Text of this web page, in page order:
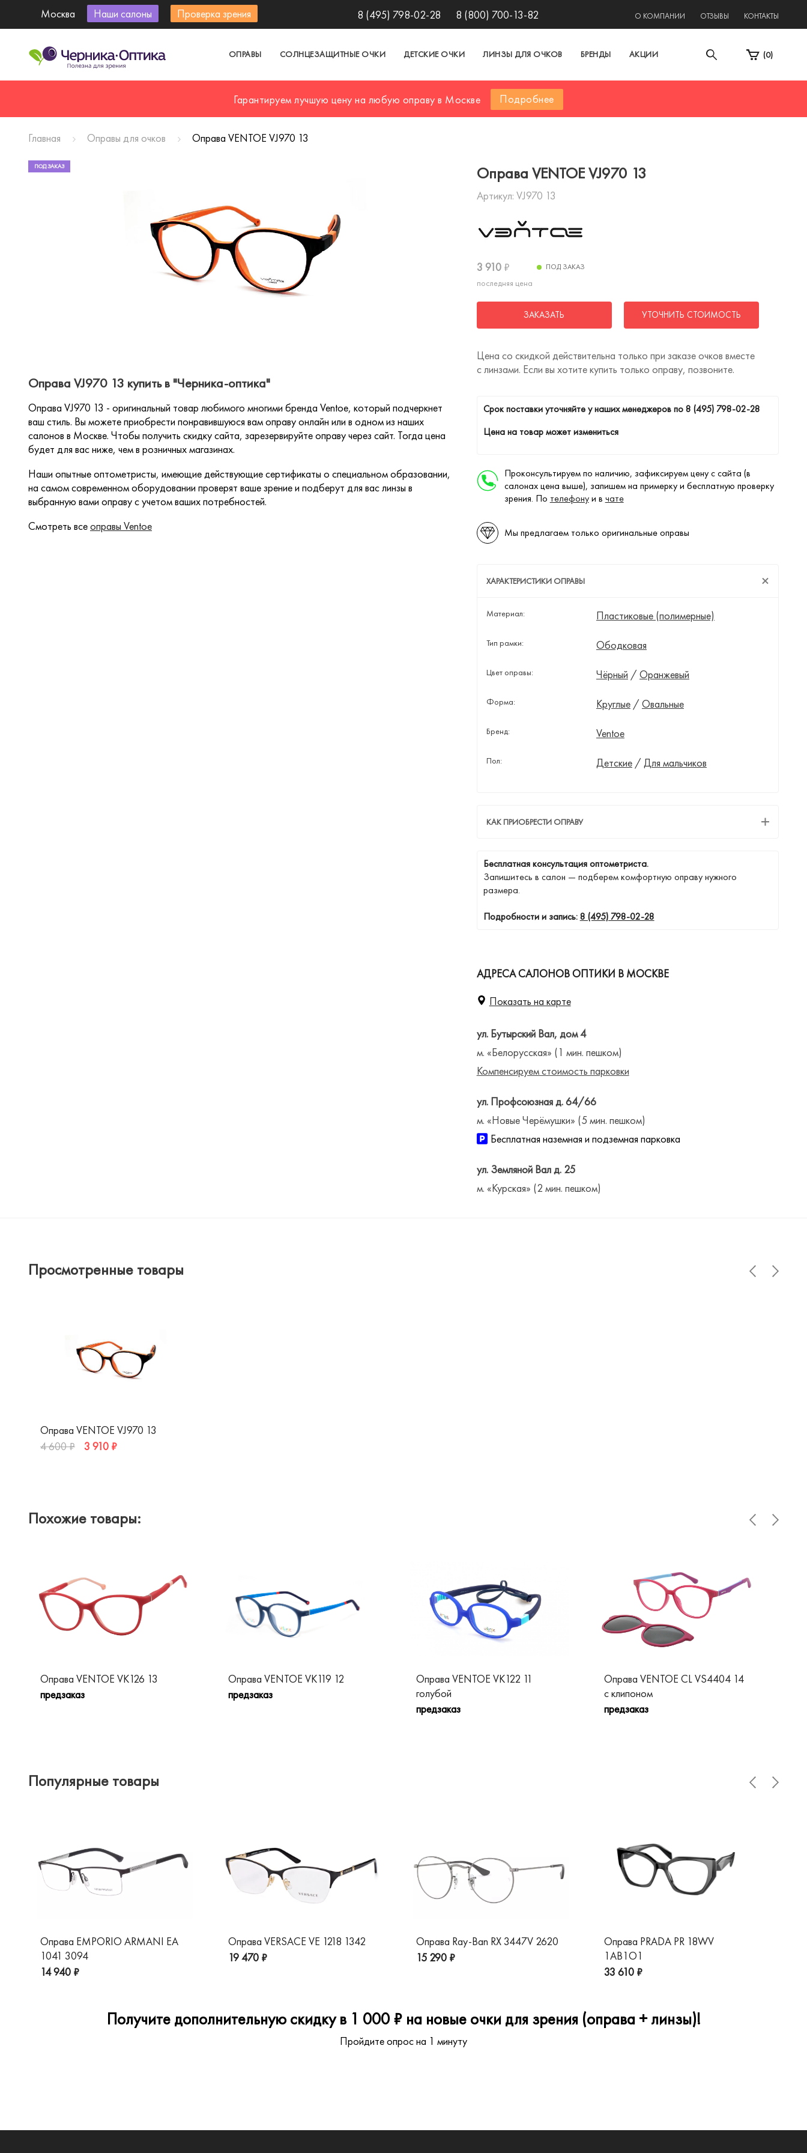
Москва Наши салоны Проверка зрения 8 (495) 798-02-28 8 (800) 700-13-82 О КОМПАНИИ ОТЗЫВЫ КОНТАКТЫ
ОПРАВЫ СОЛНЦЕЗАЩИТНЫЕ ОЧКИ ДЕТСКИЕ ОЧКИ ЛИНЗЫ ДЛЯ ОЧКОВ БРЕНДЫ АКЦИИ (0)
Гарантируем лучшую цену на любую оправу в Москве Подробнее
Главная Оправы для очков Оправа VENTOE VJ970 13
Оправа VENTOE VJ970 13
Артикул: VJ970 13
3 910 ₽
последняя цена
ПОД ЗАКАЗ
ЗАКАЗАТЬ УТОЧНИТЬ СТОИМОСТЬ
Цена со скидкой действительна только при заказе очков вместе
с линзами. Если вы хотите купить только оправу, позвоните.
Cрок поставки уточняйте у наших менеджеров по8 (495) 798-02-28
Цена на товар может измениться
Проконсультируем по наличию, зафиксируем цену с сайта (в
салонах цена выше), запишем на примерку и бесплатную проверку
зрения. По телефонуи в чате
Мы предлагаем только оригинальные оправы
ХАРАКТЕРИСТИКИ ОПРАВЫ
Материал: Пластиковые (полимерные)
Тип рамки: Ободковая
Цвет оправы: Чёрный / Оранжевый
Форма: Круглые/ Овальные
Бренд: Ventoe
Пол: Детские/ Для мальчиков
КАК ПРИОБРЕСТИ ОПРАВУ
Бесплатная консультация оптометриста.
Запишитесь в салон — подберем комфортную оправу нужного
размера.
Подробности и запись:8 (495) 798-02-28
АДРЕСА САЛОНОВ ОПТИКИ В МОСКВЕ
Показать на карте
ул. Бутырский Вал, дом 4
м. «Белорусская» (1 мин. пешком)
Компенсируем стоимость парковки
ул. Профсоюзная д. 64/66
м. «Новые Черёмушки» (5 мин. пешком)
Бесплатная наземная и подземная парковка
ул. Земляной Вал д. 25
м. «Курская» (2 мин. пешком)
ПОД ЗАКАЗ
Оправа VJ970 13 купить в "Черника-оптика"
Оправа VJ970 13 - оригинальный товар любимого многими бренда Ventoe, который подчеркнет
ваш стиль. Вы можете приобрести понравившуюся вам оправу онлайн или в одном из наших
салонов в Москве. Чтобы получить скидку сайта, зарезервируйте оправу через сайт. Тогда цена
будет для вас ниже, чем в розничных магазинах.
Наши опытные оптометристы, имеющие действующие сертификаты о специальном образовании,
на самом современном оборудовании проверят ваше зрение и подберут для вас линзы в
выбранную вами оправу с учетом ваших потребностей.
Смотреть всеоправы Ventoe
Просмотренные товары
Оправа VENTOE VJ970 13
4 600 ₽
3 910 ₽
Похожие товары:
Оправа VENTOE VK126 13
предзаказ
Оправа VENTOE VK119 12
предзаказ
Оправа VENTOE VK122 11
голубой
предзаказ
Оправа VENTOE CL VS4404 14
с клипоном
предзаказ
Популярные товары
Оправа EMPORIO ARMANI EA
1041 3094
14 940 ₽
Оправа VERSACE VE 1218 1342
19 470 ₽
Оправа Ray-Ban RX 3447V 2620
15 290 ₽
Оправа PRADA PR 18WV
1AB1O1
33 610 ₽
Получите дополнительную скидку в 1 000 ₽ на новые очки для зрения (оправа + линзы)!
Пройдите опрос на 1 минуту